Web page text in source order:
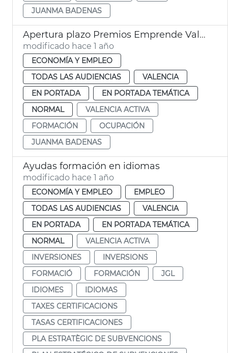
JUANMA BADENAS
Apertura plazo Premios Emprende València Activa
modificado hace 1 año
ECONOMÍA Y EMPLEO
TODAS LAS AUDIENCIAS
VALENCIA
EN PORTADA
EN PORTADA TEMÁTICA
NORMAL
VALENCIA ACTIVA
FORMACIÓN
OCUPACIÓN
JUANMA BADENAS
Ayudas formación en idiomas
modificado hace 1 año
ECONOMÍA Y EMPLEO
EMPLEO
TODAS LAS AUDIENCIAS
VALENCIA
EN PORTADA
EN PORTADA TEMÁTICA
NORMAL
VALENCIA ACTIVA
INVERSIONES
INVERSIONS
FORMACIÓ
FORMACIÓN
JGL
IDIOMES
IDIOMAS
TAXES CERTIFICACIONS
TASAS CERTIFICACIONES
PLA ESTRATÈGIC DE SUBVENCIONS